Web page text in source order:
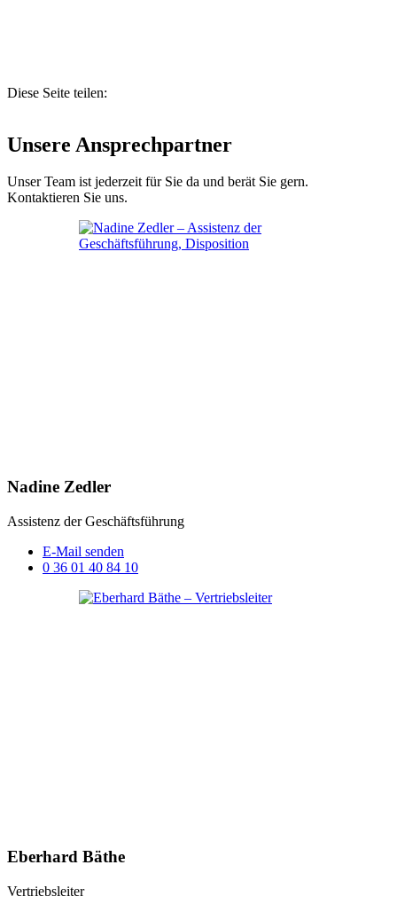
Diese Seite teilen:
Unsere Ansprechpartner
Unser Team ist jederzeit für Sie da und berät Sie gern.
Kontaktieren Sie uns.
Nadine Zedler
Assistenz der Geschäftsführung
E-Mail senden
0 36 01 40 84 10
Eberhard Bäthe
Vertriebsleiter